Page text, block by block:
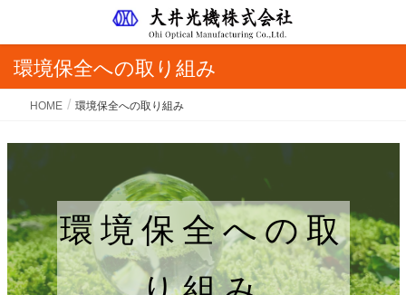
環境保全への取り組み
HOME 環境保全への取り組み
環境保全への取